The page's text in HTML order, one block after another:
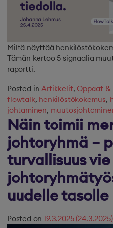
Miltä näyttää
Tämän kertoo 5 signaalia
raportti.
Posted in Artikkelit, Oppaat
flowtalk, henkilöstökokemus,
johtaminen,
Näin toimii
johtoryhmä –
turvallisuus vie
uudelle tasolle
Posted on 19.3.2025 (24.3.2025)